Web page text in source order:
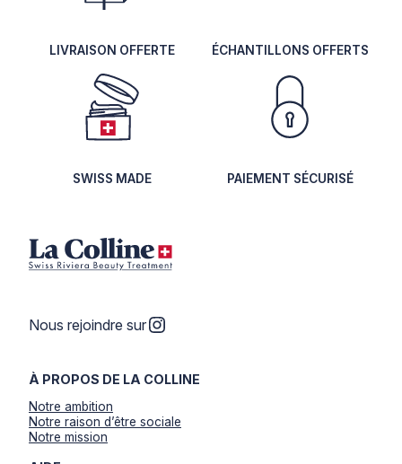
LIVRAISON OFFERTE ÉCHANTILLONS OFFERTS
SWISS MADE PAIEMENT SÉCURISÉ
Nous rejoindre surInstagram
À PROPOS DE LA COLLINE
Notre ambition
Notre raison d’être sociale
Notre mission